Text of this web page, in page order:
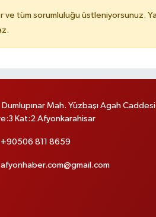
ve tüm sorumluluğu üstleniyorsunuz.
Dumlupınar Mah. Yüzbaşı Agah
Kat:2 Afyonkarahisar
+90506 811 8659
afyonhaber.com@gmail.com